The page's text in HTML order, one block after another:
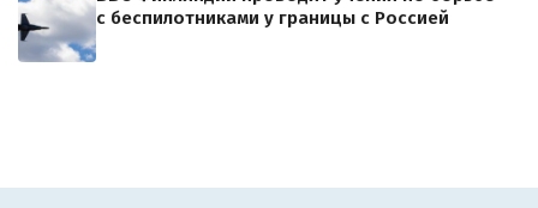
с беспилотниками у границы с Россией